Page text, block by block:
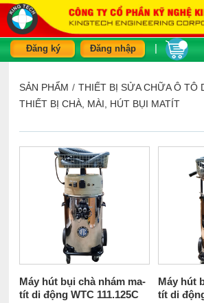
Đăng ký Đăng nhập
SẢN PHẨM / THIẾT BỊ SỬA CHỮA Ô TÔ
THIẾT BỊ CHÀ, MÀI, HÚT BỤI MATÍT
Máy hút bụi chà nhám ma-
tít di động WTC 111.125C
Máy hút
tít di